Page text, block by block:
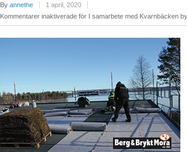
By annethe
1 april, 2020
Kommentarer inaktiverade för I samarbete med Kvarnbäcken